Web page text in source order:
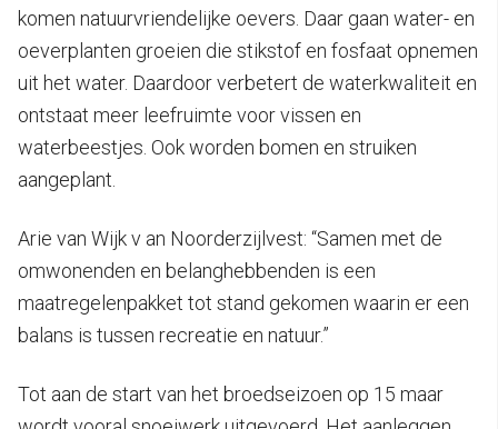
komen natuurvriendelijke oevers. Daar gaan water- en
oeverplanten groeien die stikstof en fosfaat opnemen
uit het water. Daardoor verbetert de waterkwaliteit en
ontstaat meer leefruimte voor vissen en
waterbeestjes. Ook worden bomen en struiken
aangeplant.
Arie van Wijk v an Noorderzijlvest: “Samen met de
omwonenden en belanghebbenden is een
maatregelenpakket tot stand gekomen waarin er een
balans is tussen recreatie en natuur.”
Tot aan de start van het broedseizoen op 15 maar